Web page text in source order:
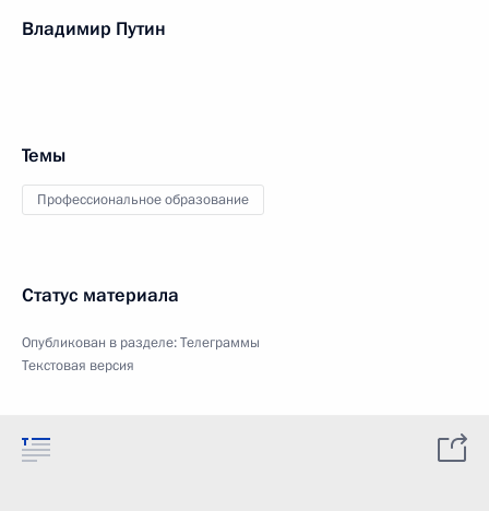
Владимир Путин
Темы
Профессиональное образование
Статус материала
Опубликован в разделе:Телеграммы
Текстовая версия